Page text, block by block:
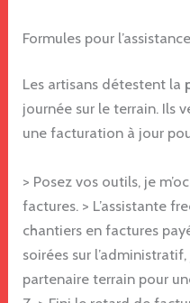
Formules pour
Les artisans détestent la
journée sur le terrain. Ils
une facturation à jour
> Posez vos outils, je
factures. > L’assistante
chantiers en factures
soirées sur
partenaire terrain pour